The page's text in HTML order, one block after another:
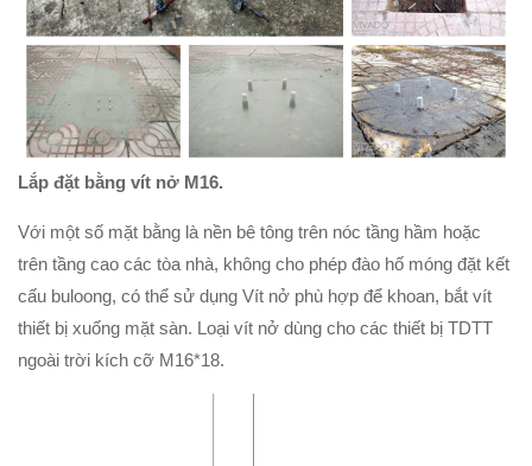
Lắp đặt bằng vít nở M16.
Với một số mặt bằng là nền bê tông trên nóc tầng hầm hoặc
trên tầng cao các tòa nhà, không cho phép đào hố móng đặt kết
cấu buloong, có thể sử dụng Vít nở phù hợp để khoan, bắt vít
thiết bị xuống mặt sàn. Loại vít nở dùng cho các thiết bị TDTT
ngoài trời kích cỡ M16*18.